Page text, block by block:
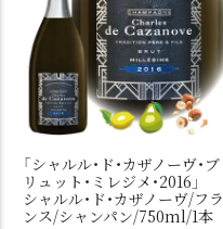
「シャルル・ド・カザノーヴ・ブ
リュット・ミレジメ・2016」
シャルル・ド・カザノーヴ/フラ
ンス/シャンパン/750ml/1本